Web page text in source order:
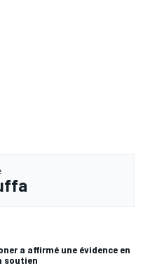
a affirmé une évidence en
soutien